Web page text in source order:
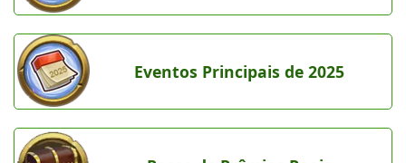
Eventos Principais de 2025